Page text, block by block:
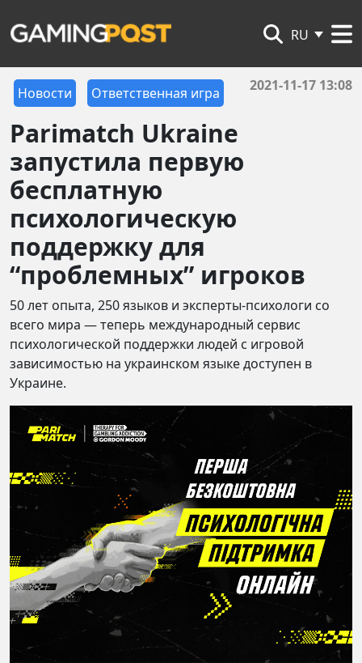
RU
Новости Ответственная игра 2021-11-17 13:08
Parimatch Ukraine
запустила первую
бесплатную
психологическую
поддержку для
“проблемных” игроков
50 лет опыта, 250 языков и эксперты-психологи со
всего мира — теперь международный сервис
психологической поддержки людей с игровой
зависимостью на украинском языке доступен в
Украине.